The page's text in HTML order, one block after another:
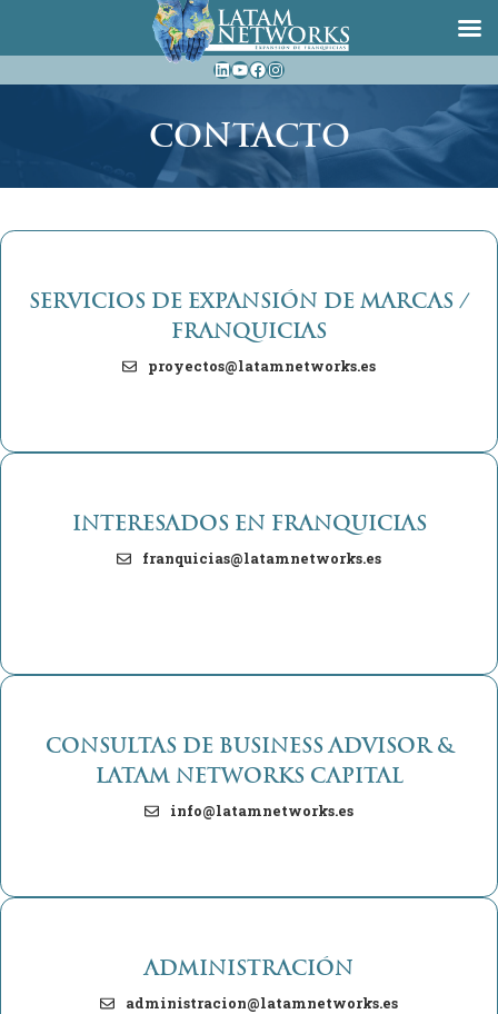
al
LinkedIn
YouTube
Facebook
Instagram
CONTACTO
SERVICIOS DE EXPANSIÓN DE MARCAS /
FRANQUICIAS
proyectos@latamnetworks.es
INTERESADOS EN FRANQUICIAS
franquicias@latamnetworks.es
CONSULTAS DE BUSINESS ADVISOR &
LATAM NETWORKS CAPITAL
info@latamnetworks.es
ADMINISTRACIÓN
administracion@latamnetworks.es